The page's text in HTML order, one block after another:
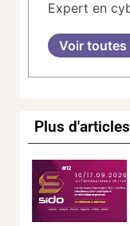
Expert en
Voir
Plus